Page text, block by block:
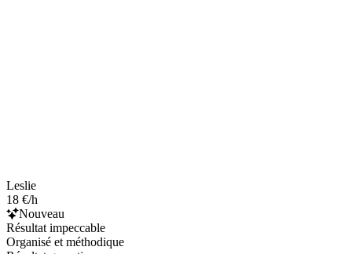
Leslie
18 €/h
Nouveau
Résultat impeccable
Organisé et méthodique